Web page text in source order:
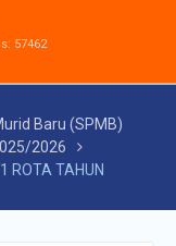
57462
Baru (SPMB)
2026
ROTA TAHUN